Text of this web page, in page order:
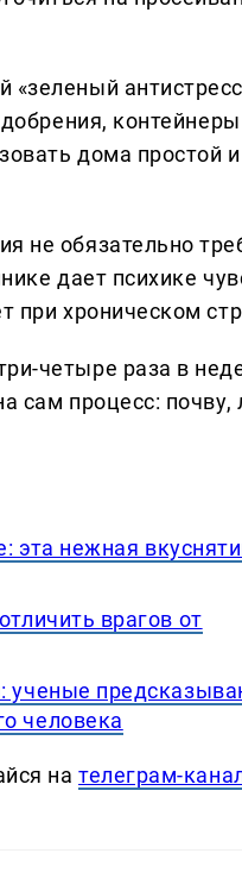
«зеленый
дома простой и
не обязательно
дает психике
при хроническом
четыре раза в
сам процесс: почву,
эта нежная
врагов от
ученые
человека
нателеграм-